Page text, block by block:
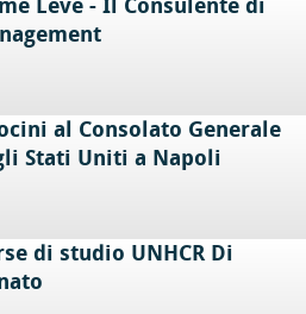
Leve - Il Consulente di
al Consolato Generale
Stati Uniti a Napoli
di studio UNHCR Di